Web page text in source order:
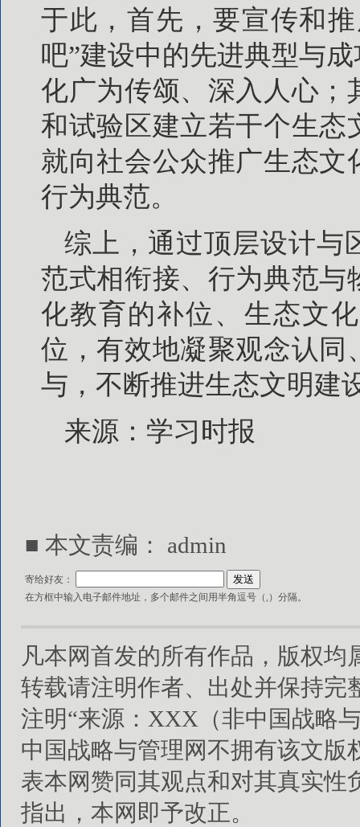
于此，首先，要宣传和
吧”建设中的先进典型与
化广为传颂、深入人心；
和试验区建立若干个生态
就向社会公众推广生态
行为典范。
综上，通过顶层设计与
范式相衔接、行为典范与
化教育的补位、生态文
位，有效地凝聚观念认同
与，不断推进生态文明建
来源：学习时报
■ 本文责编： admin
寄给好友：
在方框中输入电子邮件地址，多个邮件之间用半角逗号（,）分隔。
凡本网首发的所有作品，版权
转载请注明作者、出处并保持完
注明“来源：XXX（非中国战略
中国战略与管理网不拥有该文
表本网赞同其观点和对其真实
指出，本网即予改正。